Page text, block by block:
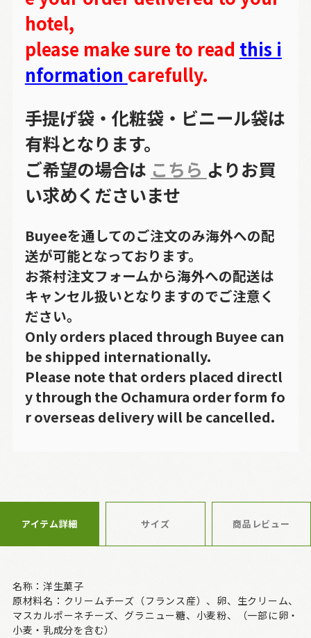
hotel,
please make sure to read this i
nformation carefully.
手提げ袋・化粧袋・ビニール袋は
有料となります。
ご希望の場合は こちら よりお買
い求めくださいませ
Buyeeを通してのご注文のみ海外への配
送が可能となっております。
お茶村注文フォームから海外への配送は
キャンセル扱いとなりますのでご注意く
ださい。
Only orders placed through Buyee can
be shipped internationally.
Please note that orders placed directl
y through the Ochamura order form fo
r overseas delivery will be cancelled.
アイテム詳細 サイズ 商品レビュー
名称：洋生菓子
原材料名：クリームチーズ（フランス産）、卵、生クリーム、
マスカルポーネチーズ、グラニュー糖、小麦粉、（一部に卵・
小麦・乳成分を含む）